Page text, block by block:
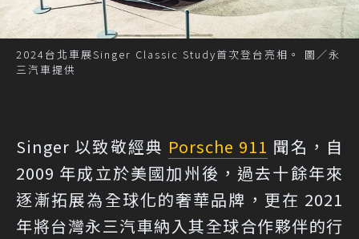
2024台北車展Singer Classic Study首次登台亮相。 圖／永
三汽車提供
Singer 以致敬經典 Porsche 911 聞名，自
2009 年成立於美國加州後，過去十餘年來
逐漸拓展為全球化的奢華品牌，更在 2021
年將台灣永三汽車納入其全球合作夥伴的行